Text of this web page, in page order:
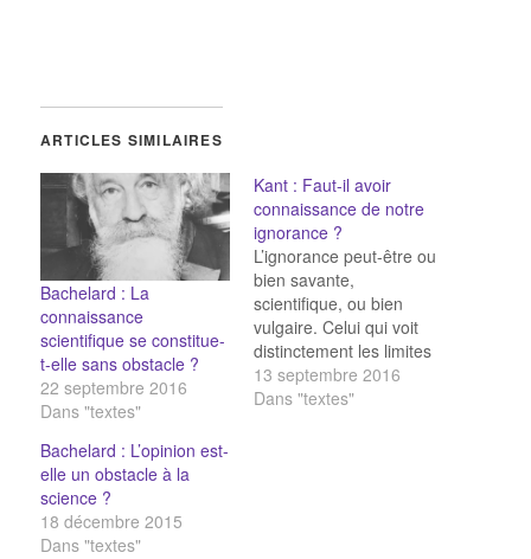
ARTICLES SIMILAIRES
Bachelard : La
connaissance
scientifique se constitue-
t-elle sans obstacle ?
22 septembre 2016
Dans "textes"
Kant : Faut-il avoir
connaissance de notre
ignorance ?
L’ignorance peut-être ou
bien savante,
scientifique, ou bien
vulgaire. Celui qui voit
distinctement les limites
de la connaissance, par
conséquent le champ de
13 septembre 2016
Dans "textes"
Bachelard : L’opinion est-
elle un obstacle à la
science ?
18 décembre 2015
Dans "textes"